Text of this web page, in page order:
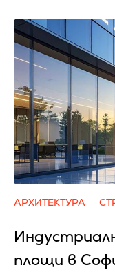
АРХИТЕКТУРА
площи в